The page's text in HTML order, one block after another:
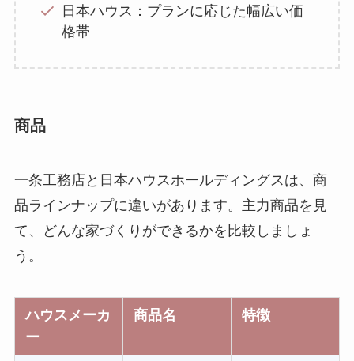
日本ハウス：プランに応じた幅広い価
格帯
商品
一条工務店と日本ハウスホールディングスは、商
品ラインナップに違いがあります。主力商品を見
て、どんな家づくりができるかを比較しましょ
う。
ハウスメーカ
ー
商品名 特徴